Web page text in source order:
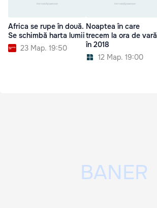
Africa se rupe în două.
Se schimbă harta lumii
23 Мар. 19:50
Noaptea în care
trecem la ora de vară
în 2018
12 Мар. 19:00